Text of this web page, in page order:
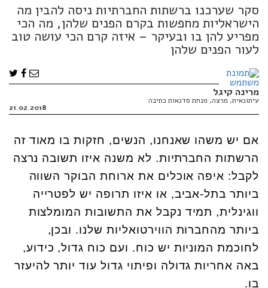
סקר שערכנו ברשתות החברתיות ניסה להבין מה
הישראליות מחפשות בקרם הפנים שלהן, מה הכי
מפריע להן בו ובעיקר – איזה קרם הכי עושה טוב
לעור הפנים שלהן
מרינה קיגל
עיתונאית, מרצה, מנחת סדנאות כתיבה
21.02.2018
אם יש משהו שאנחנו, הנשים, חזקות בו מאוד זה
הרשתות החברתיות. לא משנה איזו תשובה נרצה
לקבל: איפה אוכלים את ארוחת הבוקר השווה
ביותר בתל-אביב, או איזו תרופה יש לפטרייה
ווגינלית, תמיד נקבל את התשובות המומלצות
ביותר מהחברות הווירטואליות שלנו. ובכן,
לחוכמת המוניות יש כוח. ועם כוח גדול, כידוע,
באה אחריות גדולה ופיתוי גדול עוד יותר להיעזר
בו.